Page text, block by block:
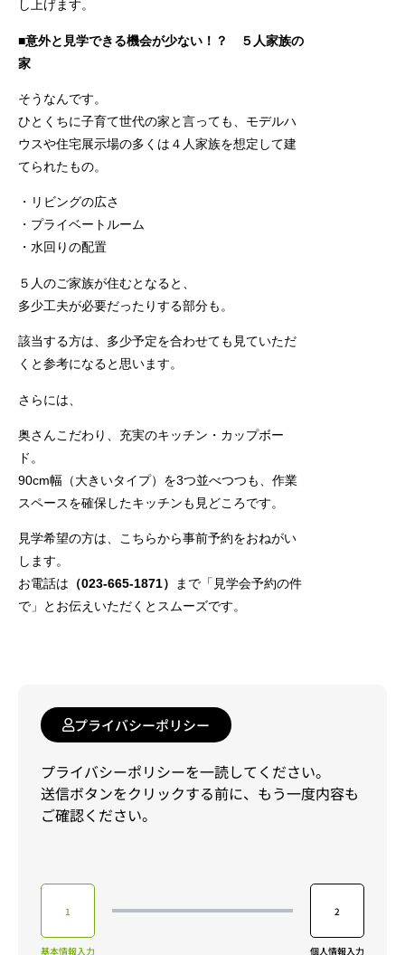
し上げます。
■意外と見学できる機会が少ない！？ ５人家族の
家
そうなんです。
ひとくちに子育て世代の家と言っても、モデルハ
ウスや住宅展示場の多くは４人家族を想定して建
てられたもの。
・リビングの広さ
・プライベートルーム
・水回りの配置
５人のご家族が住むとなると、
多少工夫が必要だったりする部分も。
該当する方は、多少予定を合わせても見ていただ
くと参考になると思います。
さらには、
奥さんこだわり、充実のキッチン・カップボー
ド。
90cm幅（大きいタイプ）を3つ並べつつも、作業
スペースを確保したキッチンも見どころです。
見学希望の方は、こちらから事前予約をおねがい
します。
お電話は （023-665-1871）
まで「見学会予約の件
で」とお伝えいただくとスムーズです。
プライバシーポリシー
プライバシーポリシーを一読してください。
送信ボタンをクリックする前に、もう一度内容も
ご確認ください。
1
基本情報入力
2
個人情報入力